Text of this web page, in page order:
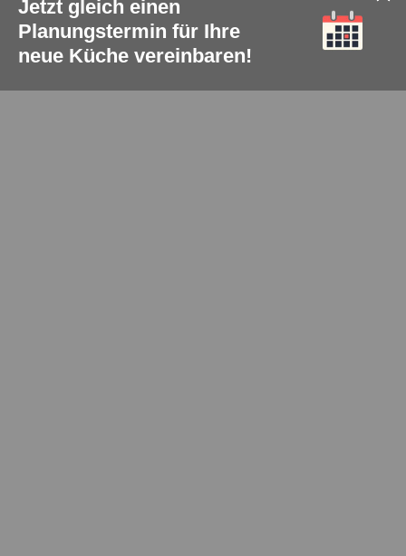
Jetzt gleich einen
Planungstermin für Ihre
neue Küche vereinbaren!